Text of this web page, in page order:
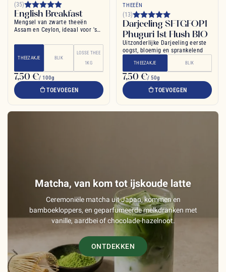
(35)
English Breakfast
Mengsel van zwarte theeën
Assam en Ceylon, ideaal voor 's
THEEZAKJE BLIK
LOSSE THEE
1KG
7,50 €/ 100g
TOEVOEGEN
THEEËN
(13)
Darjeeling SFTGFOP1
Phuguri 1st Flush BIO
Uitzonderlijke Darjeeling eerste
oogst, bloemig en sprankelend
THEEZAKJE BLIK
7,50 €/ 50g
TOEVOEGEN
Matcha, van kom tot ijskoude latte
Ceremoniële matcha uit Japan, kommen en
bamboekloppers, en geparfumeerde melkdranken met
vanille, aardbei of chocolade-hazelnoot.
ONTDEKKEN